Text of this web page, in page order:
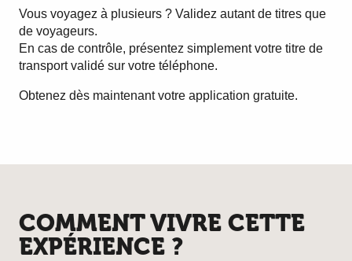
Vous voyagez à plusieurs ? Validez autant de titres que
de voyageurs.
En cas de contrôle, présentez simplement votre titre de
transport validé sur votre téléphone.
Obtenez dès maintenant votre application gratuite.
COMMENT VIVRE CETTE
EXPÉRIENCE ?